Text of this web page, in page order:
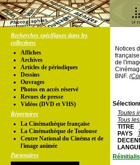
Recherches spécifiques dans les
collections
Affiches
Archives
Articles de périodiques
Dessins
Ouvrages
Photos en accés réservé
Revues de presse
Vidéos (DVD et VHS)
Répertoires
La Cinémathèque française
La Cinémathèque de Toulouse
Centre National du Cinéma et de
l'image animée
Partenaires
Notices
de
BNF.
Toutes
Tous
TITRE
PAYS